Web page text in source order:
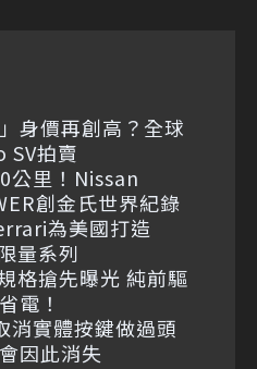
身價再創高？全球
拍賣
公里！Nissan
創金氏世界紀錄
為美國打造
量系列
格搶先曝光 純前驅
電！
消實體按鍵做過頭
因此消失